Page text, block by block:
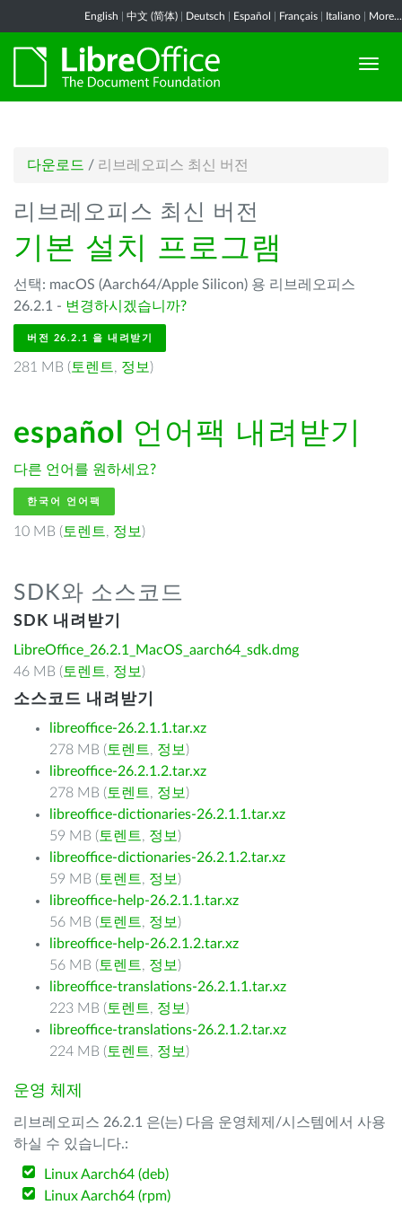
English 中文 (简体) Deutsch Español Français Italiano More...
다운로드 / 리브레오피스 최신 버전
리브레오피스 최신 버전
기본 설치 프로그램
선택: macOS (Aarch64/Apple Silicon) 용 리브레오피스
26.2.1 - 변경하시겠습니까?
버전 26.2.1 을 내려받기
281 MB ( 토렌트, 정보 )
español 언어팩 내려받기
다른 언어를 원하세요?
한국어 언어팩
10 MB ( 토렌트, 정보 )
SDK와 소스코드
SDK 내려받기
LibreOffice_26.2.1_MacOS_aarch64_sdk.dmg
46 MB ( 토렌트, 정보 )
소스코드 내려받기
libreoffice-26.2.1.1.tar.xz
278 MB ( 토렌트, 정보 )
libreoffice-26.2.1.2.tar.xz
278 MB ( 토렌트, 정보 )
libreoffice-dictionaries-26.2.1.1.tar.xz
59 MB ( 토렌트, 정보 )
libreoffice-dictionaries-26.2.1.2.tar.xz
59 MB ( 토렌트, 정보 )
libreoffice-help-26.2.1.1.tar.xz
56 MB ( 토렌트, 정보 )
libreoffice-help-26.2.1.2.tar.xz
56 MB ( 토렌트, 정보 )
libreoffice-translations-26.2.1.1.tar.xz
223 MB ( 토렌트, 정보 )
libreoffice-translations-26.2.1.2.tar.xz
224 MB ( 토렌트, 정보 )
운영 체제
리브레오피스 26.2.1 은(는) 다음 운영체제/시스템에서 사용
하실 수 있습니다.:
Linux Aarch64 (deb)
Linux Aarch64 (rpm)